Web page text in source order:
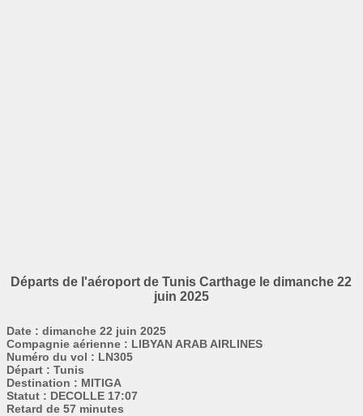
Départs de l'aéroport de Tunis Carthage le dimanche 22
juin 2025
Date : dimanche 22 juin 2025
Compagnie aérienne : LIBYAN ARAB AIRLINES
Numéro du vol : LN305
Départ : Tunis
Destination : MITIGA
Statut : DECOLLE 17:07
Retard de 57 minutes